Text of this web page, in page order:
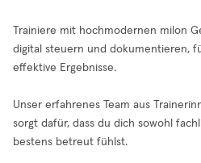
Trainiere mit hochmodernen milon
digital steuern und dokumentieren,
effektive Ergebnisse.
Unser erfahrenes Team aus
sorgt dafür, dass du dich sowohl
bestens betreut fühlst.